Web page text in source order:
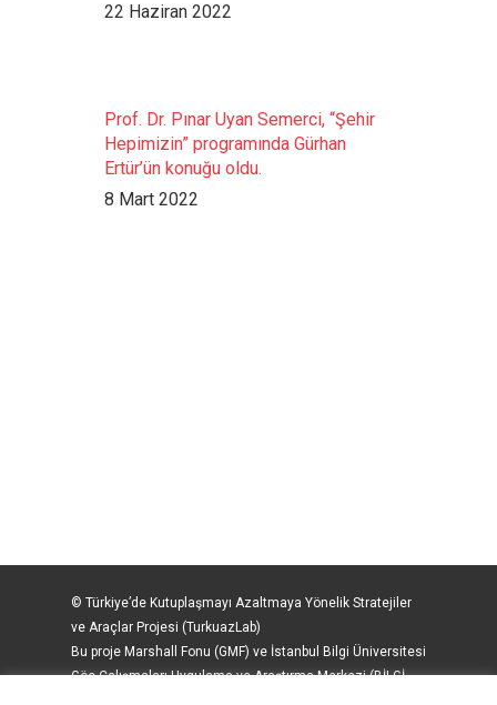
22 Haziran 2022
Prof. Dr. Pınar Uyan Semerci, “Şehir
Hepimizin” programında Gürhan
Ertür’ün konuğu oldu.
8 Mart 2022
© Türkiye’de Kutuplaşmayı Azaltmaya Yönelik Stratejiler
ve Araçlar Projesi (TurkuazLab)
Bu proje Marshall Fonu (GMF) ve İstanbul Bilgi Üniversitesi
Göç Çalışmaları Uygulama ve Araştırma Merkezi (BİLGİ-